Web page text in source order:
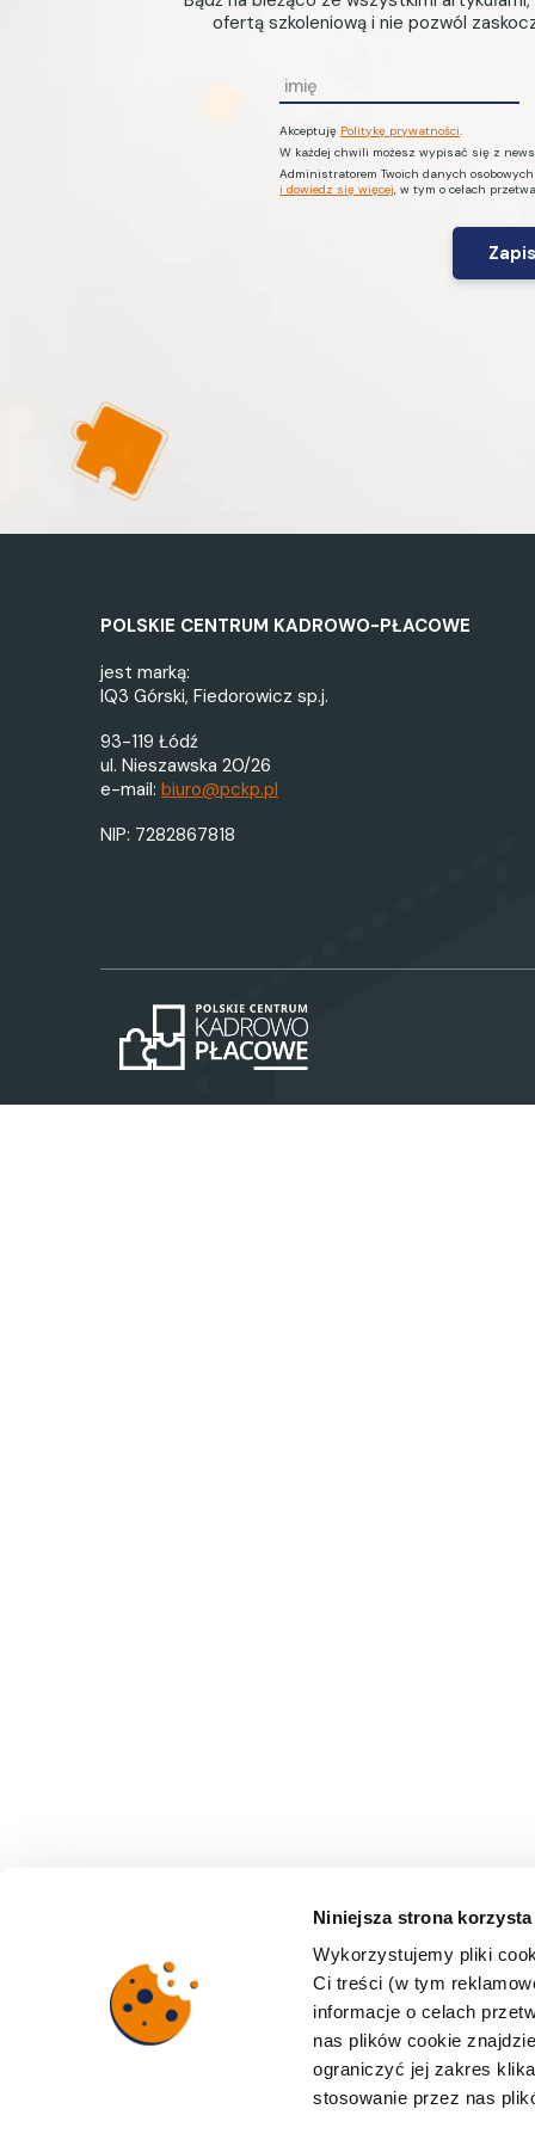
Niniejsza strona
Wykorzystujemy pliki
Ci treści (w tym
informacje o celach
nas plików cookie
ograniczyć jej zakres
stosowanie przez nas
Przeciwdziałanie praniu
pieniędzy i finansowaniu
Psychologia
ofertą szkoleniową i nie pozwól
m
i
ę
*
Akceptuję Politykę prywatności.
W każdej chwili możesz wypisać się z
Administratorem Twoich danych
i dowiedz się więcej, w tym o celach
POLSKIE CENTRUM KADROWO-PŁACOWE
jest marką:
IQ3 Górski, Fiedorowicz sp.j.
93-119 Łódź
ul. Nieszawska 20/26
e-mail: biuro@pckp.pl
NIP: 7282867818